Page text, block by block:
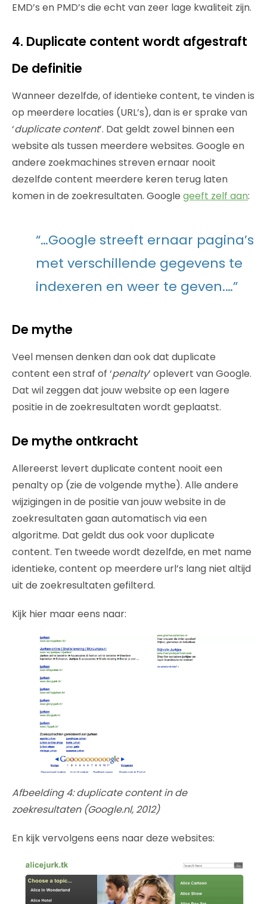
EMD’s en PMD’s die echt van zeer lage kwaliteit zijn.
4. Duplicate content wordt afgestraft
De definitie
Wanneer dezelfde, of identieke content, te vinden is
op meerdere locaties (URL’s), dan is er sprake van
‘duplicate content’. Dat geldt zowel binnen een
website als tussen meerdere websites. Google en
andere zoekmachines streven ernaar nooit
dezelfde content meerdere keren terug laten
komen in de zoekresultaten. Google geeft zelf aan:
“…Google streeft ernaar pagina’s
met verschillende gegevens te
indexeren en weer te geven.…”
De mythe
Veel mensen denken dan ook dat duplicate
content een straf of ‘penalty’ oplevert van Google.
Dat wil zeggen dat jouw website op een lagere
positie in de zoekresultaten wordt geplaatst.
De mythe ontkracht
Allereerst levert duplicate content nooit een
penalty op (zie de volgende mythe). Alle andere
wijzigingen in de positie van jouw website in de
zoekresultaten gaan automatisch via een
algoritme. Dat geldt dus ook voor duplicate
content. Ten tweede wordt dezelfde, en met name
identieke, content op meerdere url’s lang niet altijd
uit de zoekresultaten gefilterd.
Kijk hier maar eens naar:
Afbeelding 4: duplicate content in de
zoekresultaten (Google.nl, 2012)
En kijk vervolgens eens naar deze websites: